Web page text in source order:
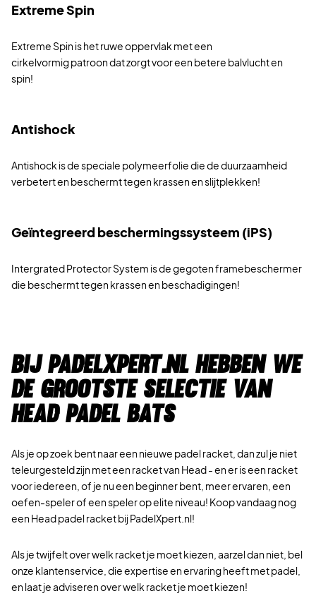
Extreme Spin
Extreme Spin is het ruwe oppervlak met een
cirkelvormig patroon dat zorgt voor een betere balvlucht en
spin!
Antishock
Antishock is de speciale polymeerfolie die de duurzaamheid
verbetert en beschermt tegen krassen en slijtplekken!
Geïntegreerd beschermingssysteem (iPS)
Intergrated Protector System is de gegoten framebeschermer
die beschermt tegen krassen en beschadigingen!
Bij PadelXpert.nl hebben we
de grootste selectie van
Head padel bats
Als je op zoek bent naar een nieuwe padel racket, dan zul je niet
teleurgesteld zijn met een racket van Head - en er is een racket
voor iedereen, of je nu een beginner bent, meer ervaren, een
oefen-speler of een speler op elite niveau! Koop vandaag nog
een Head padel racket bij PadelXpert.nl!
Als je twijfelt over welk racket je moet kiezen, aarzel dan niet, bel
onze klantenservice, die expertise en ervaring heeft met padel,
en laat je adviseren over welk racket je moet kiezen!